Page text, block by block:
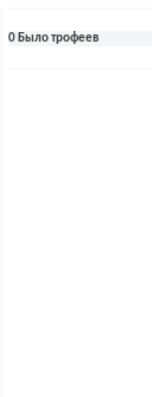
0 Было трофеев